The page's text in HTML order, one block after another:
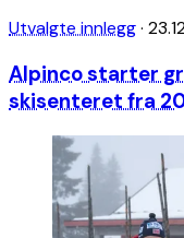
Utvalgte innlegg·
Alpinco starter
skisenteret fra